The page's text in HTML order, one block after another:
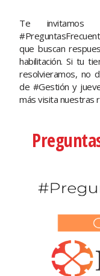
Te invitamos
que buscan
habilitación. Si tu
resolvieramos, no
de #Gestión y
más visita nuestras